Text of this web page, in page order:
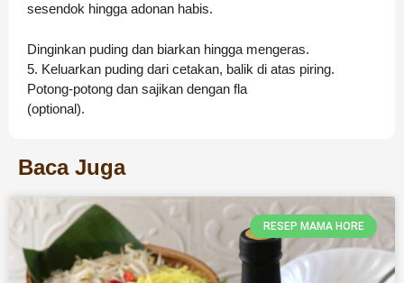
sesendok hingga adonan habis.
Dinginkan puding dan biarkan hingga mengeras.
5. Keluarkan puding dari cetakan, balik di atas piring.
Potong-potong dan sajikan dengan fla
(optional).
Baca Juga
RESEP MAMA HORE